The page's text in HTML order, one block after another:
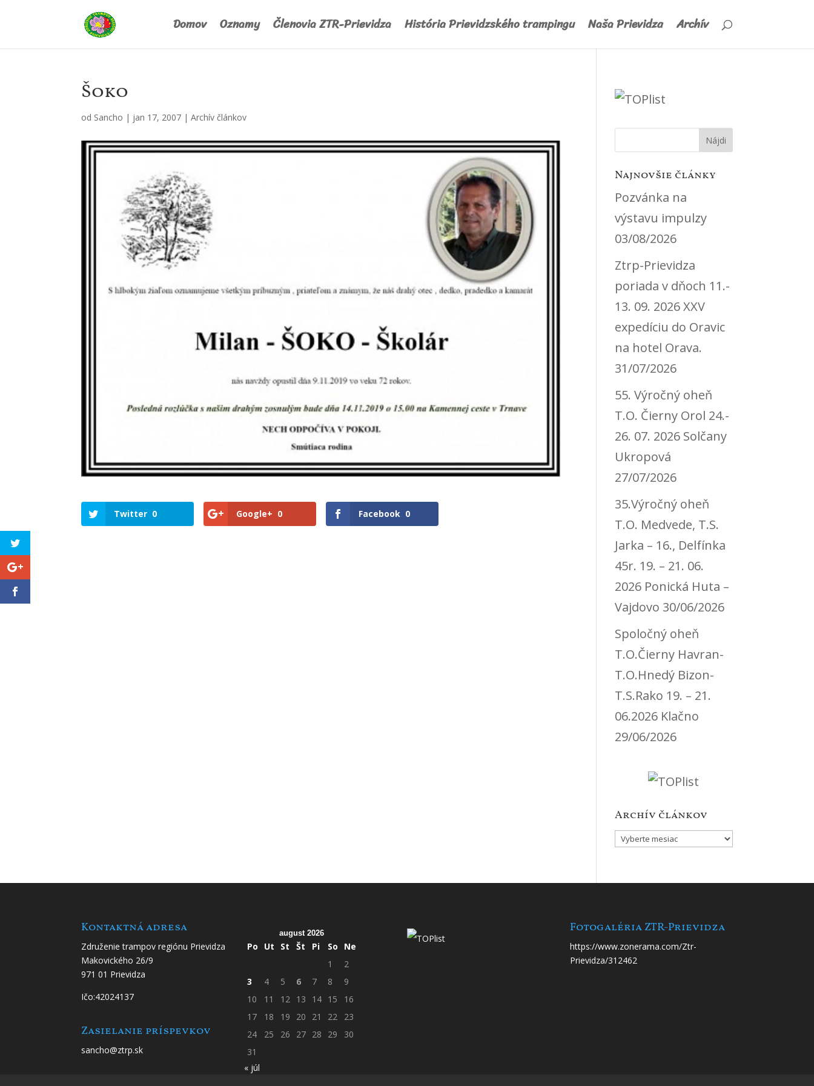
Domov Oznamy Členovia ZTR-Prievidza História Prievidzského trampingu Naša Prievidza Archív
Šoko
od Sancho | jan 17, 2007 |Archív článkov
Twitter 0 Google+ 0 Facebook 0
Najnovšie články
Pozvánka na
výstavu impulzy
03/08/2026
Ztrp-Prievidza
poriada v dňoch 11.-
13. 09. 2026 XXV
expedíciu do Oravic
na hotel Orava.
31/07/2026
55. Výročný oheň
T.O. Čierny Orol 24.-
26. 07. 2026 Solčany
Ukropová
27/07/2026
35.Výročný oheň
T.O. Medvede, T.S.
Jarka – 16., Delfínka
45r. 19. – 21. 06.
2026 Ponická Huta –
Vajdovo 30/06/2026
Spoločný oheň
T.O.Čierny Havran-
T.O.Hnedý Bizon-
T.S.Rako 19. – 21.
06.2026 Klačno
29/06/2026
Archív článkov
Archív
Kontaktná adresa
Združenie trampov regiónu Prievidza
Makovického 26/9
971 01 Prievidza
Ičo:42024137
Zasielanie príspevkov
sancho@ztrp.sk
august 2026
Po Ut St Št Pi So
Ne
1
2
3
4 5 6 7 8
9
10
11 12 13 14 15
16
17
18 19 20 21 22
23
24
25 26 27 28 29
30
31
« júl
Fotogaléria ZTR-Prievidza
https://www.zonerama.com/Ztr-
Prievidza/312462